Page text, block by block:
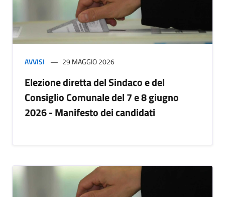
AVVISI 29 MAGGIO 2026
Elezione diretta del Sindaco e del
Consiglio Comunale del 7 e 8 giugno
2026 - Manifesto dei candidati